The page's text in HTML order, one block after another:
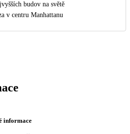
budov na světě
v centru Manhattanu
informace